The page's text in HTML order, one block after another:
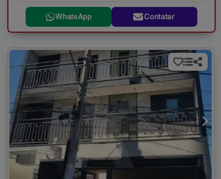
WhatsApp Contatar